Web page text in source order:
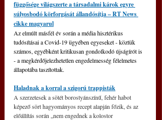
függősége világszerte a társadalmi károk egyre
súlyosbodó körforgását állandósítja – RT News
cikke magyarul
Az elmúlt másfél év során a média hisztérikus
tudósításai a Covid-19 ügyében egyeseket - köztük
számos, egyébként kritikusan gondolkodó újságírót is
- a megkérdőjelezhetetlen engedelmesség félelmetes
állapotába taszítottak.
Haladnak a korral a szigorú trappisták
A szerzetesek a sötét borostyánszínű, fehér habot
képező sört hagyományos recept alapján főzik, és az
előállítás során „nem engednek a kolostor